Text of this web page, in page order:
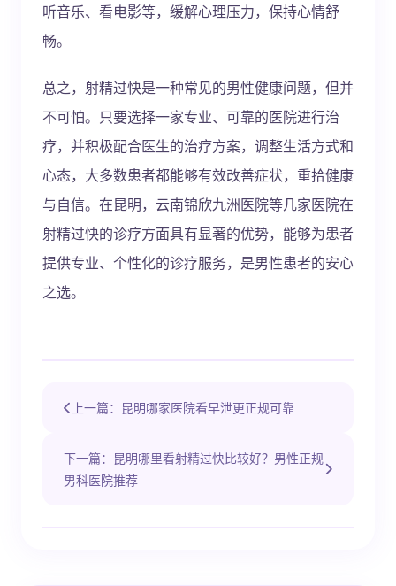
听音乐、看电影等，缓解心理压力，保持心情舒
畅。
总之，射精过快是一种常见的男性健康问题，但并
不可怕。只要选择一家专业、可靠的医院进行治
疗，并积极配合医生的治疗方案，调整生活方式和
心态，大多数患者都能够有效改善症状，重拾健康
与自信。在昆明，云南锦欣九洲医院等几家医院在
射精过快的诊疗方面具有显著的优势，能够为患者
提供专业、个性化的诊疗服务，是男性患者的安心
之选。
上一篇：昆明哪家医院看早泄更正规可靠
下一篇：昆明哪里看射精过快比较好？男性正规
男科医院推荐